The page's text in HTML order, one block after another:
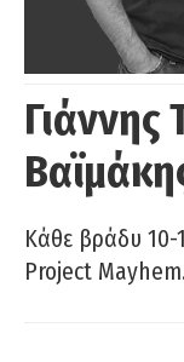
Κάθε βράδυ
Project Mayhem.